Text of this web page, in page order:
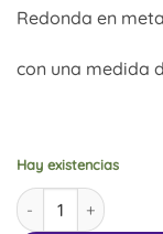
Redonda en
con una medida
Hay existencias
Medalla de